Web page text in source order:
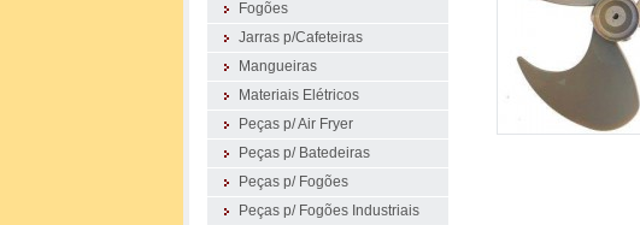
Fogões
Jarras p/Cafeteiras
Mangueiras
Materiais Elétricos
Peças p/ Air Fryer
Peças p/ Batedeiras
Peças p/ Fogões
Peças p/ Fogões Industriais